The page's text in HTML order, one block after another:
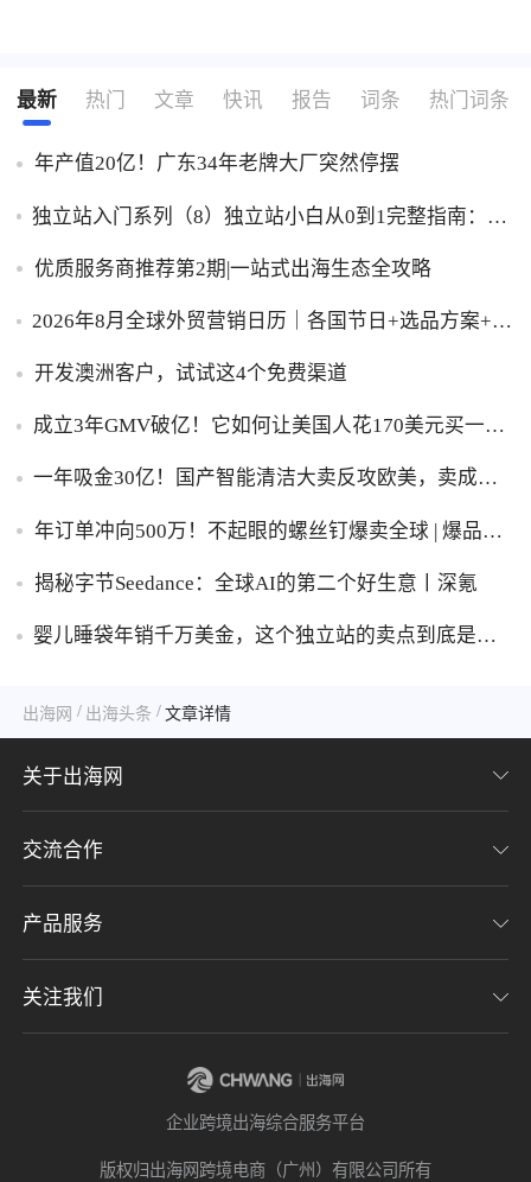
最新 热门 文章 快讯 报告 词条 热门词条
年产值20亿！广东34年老牌大厂突然停摆
独立站入门系列（8）独立站小白从0到1完整指南：建
优质服务商推荐第2期|一站式出海生态全攻略
2026年8月全球外贸营销日历｜各国节日+选品方案+实
开发澳洲客户，试试这4个免费渠道
成立3年GMV破亿！它如何让美国人花170美元买一台
一年吸金30亿！国产智能清洁大卖反攻欧美，卖成全
年订单冲向500万！不起眼的螺丝钉爆卖全球 | 爆品洞
揭秘字节Seedance：全球AI的第二个好生意丨深氪
婴儿睡袋年销千万美金，这个独立站的卖点到底是什
出海网 / 出海头条 / 文章详情
关于出海网
关于我们
加入我们
隐私协议
交流合作
联系我们
意见反馈
产品服务
CHWE全球跨境电商展
关注我们
企业跨境出海综合服务平台
版权归出海网跨境电商（广州）有限公司所有